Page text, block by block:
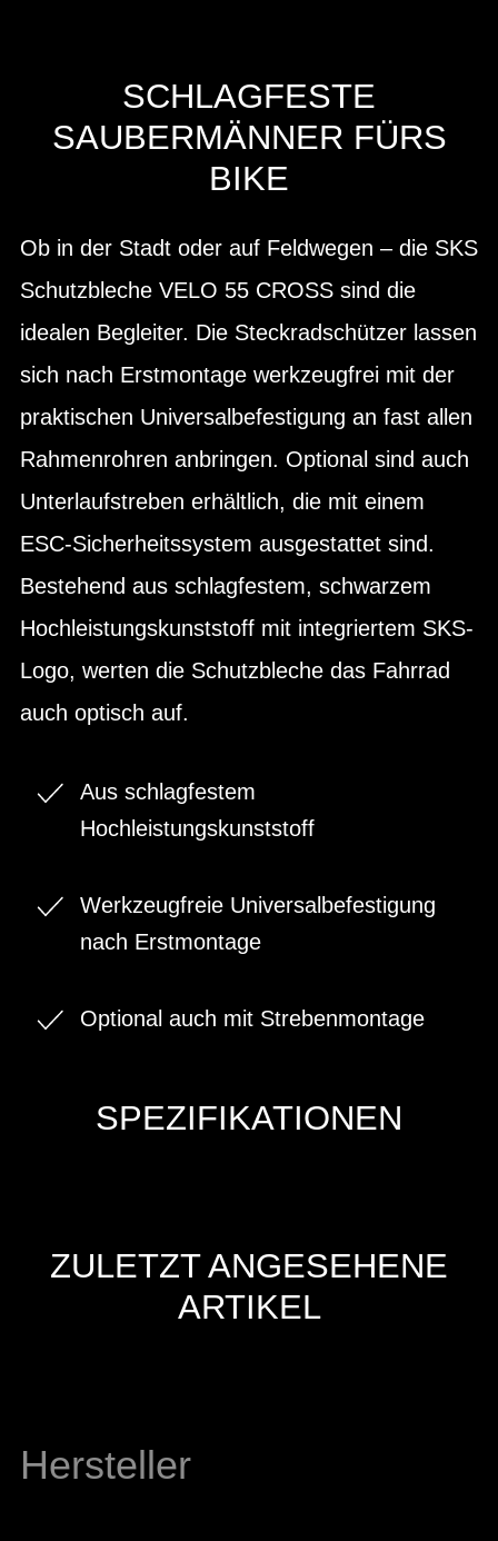
SCHLAGFESTE
SAUBERMÄNNER FÜRS
BIKE
Ob in der Stadt oder auf Feldwegen – die SKS
Schutzbleche VELO 55 CROSS sind die
idealen Begleiter. Die Steckradschützer lassen
sich nach Erstmontage werkzeugfrei mit der
praktischen Universalbefestigung an fast allen
Rahmenrohren anbringen. Optional sind auch
Unterlaufstreben erhältlich, die mit einem
ESC-Sicherheitssystem ausgestattet sind.
Bestehend aus schlagfestem, schwarzem
Hochleistungskunststoff mit integriertem SKS-
Logo, werten die Schutzbleche das Fahrrad
auch optisch auf.
Aus schlagfestem
Hochleistungskunststoff
Werkzeugfreie Universalbefestigung
nach Erstmontage
Optional auch mit Strebenmontage
SPEZIFIKATIONEN
ZULETZT ANGESEHENE
ARTIKEL
Hersteller